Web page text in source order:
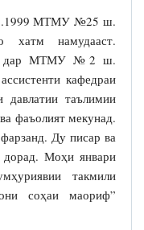
МТМУ №25 ш.
намудааст.
дар МТМУ №2 ш.
кафедраи
давлатии таълимии
фаъолият мекунад.
Ду писар ва
Моҳи январи
такмили
соҳаи маориф”